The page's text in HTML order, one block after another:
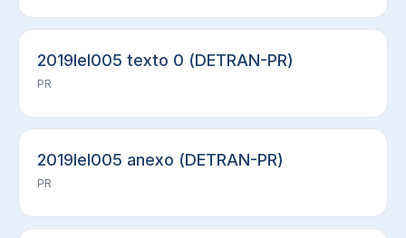
2019lel005 texto 0 (DETRAN-PR)
PR
2019lel005 anexo (DETRAN-PR)
PR